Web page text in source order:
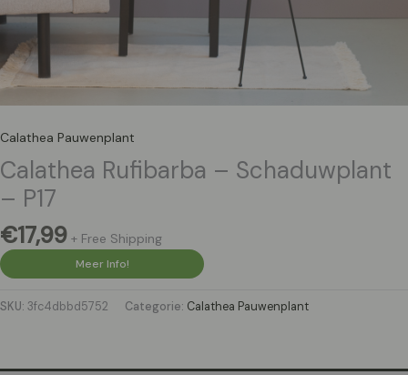
Calathea Pauwenplant
Calathea Rufibarba – Schaduwplant
– P17
€17,99 + Free Shipping
Meer Info!
SKU: 3fc4dbbd5752 Categorie: Calathea Pauwenplant